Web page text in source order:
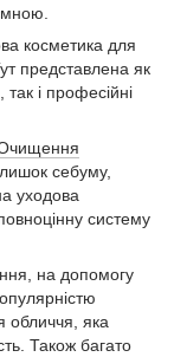
косметика для
представлена як
і професійні
себуму,
уходова
систему
на допомогу
обличчя, яка
Також багато